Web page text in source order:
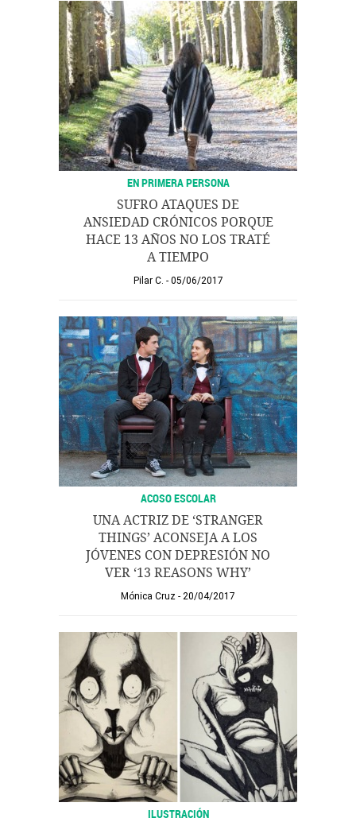
EN PRIMERA PERSONA
SUFRO ATAQUES DE
ANSIEDAD CRÓNICOS PORQUE
HACE 13 AÑOS NO LOS TRATÉ
A TIEMPO
Pilar C. 05/06/2017
ACOSO ESCOLAR
UNA ACTRIZ DE ‘STRANGER
THINGS’ ACONSEJA A LOS
JÓVENES CON DEPRESIÓN NO
VER ‘13 REASONS WHY’
Mónica Cruz 20/04/2017
ILUSTRACIÓN